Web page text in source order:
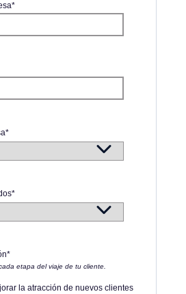
*
*
*
*
etapa del viaje de tu cliente.
la atracción de nuevos clientes